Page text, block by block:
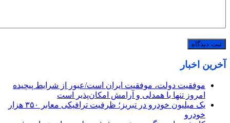
آخرین اخبار
موفقیت دولت، موفقیت ایران است/عبور از شرایط پیچیده
امروز تنها با همدلی و آرامش امکان‌پذیر است
یک میلیون خودرو در تبریز؛ ظرفیت ترافیکی معابر ۳۵۰ هزار
خودرو